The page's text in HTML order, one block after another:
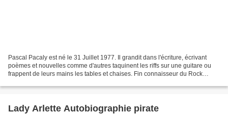
Pascal Pacaly est né le 31 Juillet 1977. Il grandit dans l'écriture, écrivant
poèmes et nouvelles comme d'autres taquinent les riffs sur une guitare ou
frappent de leurs mains les tables et chaises. Fin connaisseur du Rock
Lady Arlette Autobiographie pirate